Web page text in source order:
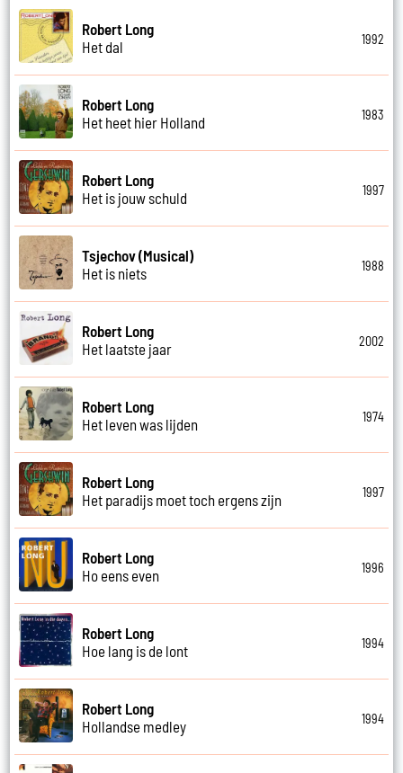
Robert Long
Het dal
1992
Robert Long
Het heet hier Holland
1983
Robert Long
Het is jouw schuld
1997
Tsjechov (Musical)
Het is niets
1988
Robert Long
Het laatste jaar
2002
Robert Long
Het leven was lijden
1974
Robert Long
Het paradijs moet toch ergens zijn
1997
Robert Long
Ho eens even
1996
Robert Long
Hoe lang is de lont
1994
Robert Long
Hollandse medley
1994